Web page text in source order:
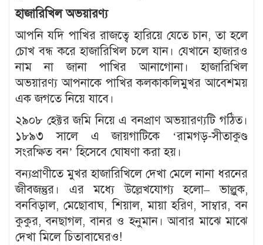
হাজারিখিল অভয়ারণ্য
আপনি যদি পাখির রাজত্বে হারিয়ে যেতে চান, তা হলে
চোখ বন্ধ করে হাজারিখিল চলে যান। যেখানে হাজারও
নাম না জানা পাখির আনাগোনা। হাজারিখিল
অভয়ারণ্য আপনাকে পাখির কলকাকলিমুখর আবেশময়
এক জগতে নিয়ে যাবে।
২৯০৮ হেক্টর জমি নিয়ে এ বনপ্রাণ অভয়ারণ্যটি গঠিত।
১৮৯৩ সালে এ জায়গাটিকে ‘রামগড়-সীতাকুণ্ড
সংরক্ষিত বন’ হিসেবে ঘোষণা করা হয়।
বন্যপ্রাণীতে মুখর হাজারিখিলে দেখা মেলে নানা ধরনের
জীবজন্তুর। এর মধ্যে উল্লেখযোগ্য হলো– ভাল্লুক,
বনবিড়াল, মেছোবাঘ, শিয়াল, মায়া হরিণ, সাম্বার, বন
কুকুর, বনছাগল, বানর ও হনুমান। আবার মাঝে মাঝে
দেখা মিলে চিতাবাঘেরও!